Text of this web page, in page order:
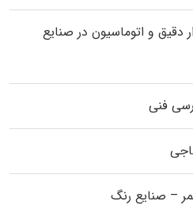
دقیق و اتوماسیون در صنایع
فنی
– صنایع رنگ